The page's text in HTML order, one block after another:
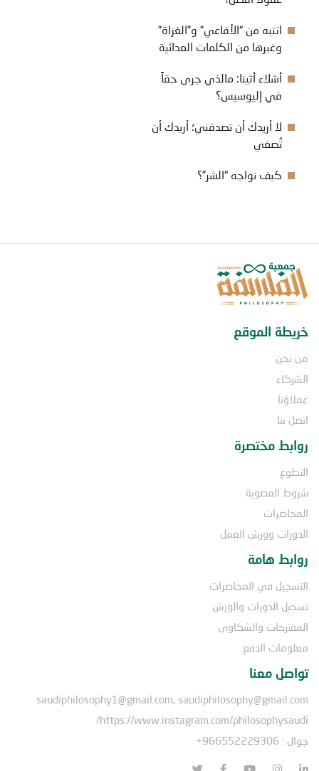
انتبه من “الأفاعي” و”الغزاة”
وغيرها من الكلمات العدائية
أشلاء أثينا: مالذي جرى حقاً
في إليوسيس؟
لا أريدك أن تصدقني؛ أريدك أن
تُصغي
كيف نواجه “الشر”؟
خريطة الموقع
من نحن
الشركاء
عملاؤنا
اتصل بنا
روابط مختصرة
التطوع
شروط العضوية
المحاضرات
الدورات وورش العمل
روابط هامة
التسجيل في المحاضرات
تسجيل الدورات والورش
المقترحات والشكاوى
معلومات الدفع
تواصل معنا
saudiphilosophy1@gmail.com, saudiphilosophy@gmail.com
https://www.instagram.com/philosophysaudi/
جوال : 966552229306+